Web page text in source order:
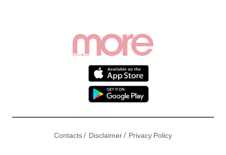
Contacts/ Disclaimer/ Privacy Policy